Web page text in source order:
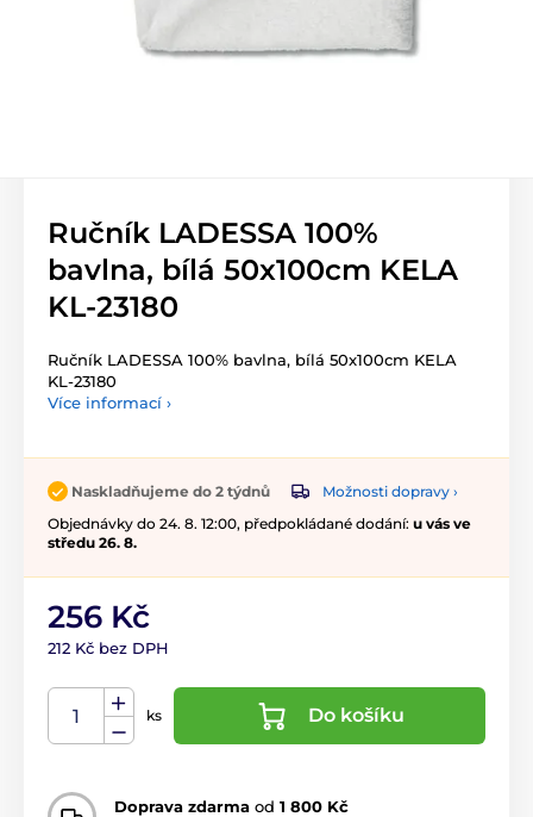
Ručník LADESSA 100%
bavlna, bílá 50x100cm KELA
KL-23180
Ručník LADESSA 100% bavlna, bílá 50x100cm KELA
KL-23180
Více informací ›
Naskladňujeme do 2 týdnů
Možnosti dopravy ›
Objednávky do 24. 8. 12:00, předpokládané dodání: u vás ve
středu 26. 8.
256 Kč
212 Kč bez DPH
ks Do košíku
Doprava zdarma od 1 800 Kč